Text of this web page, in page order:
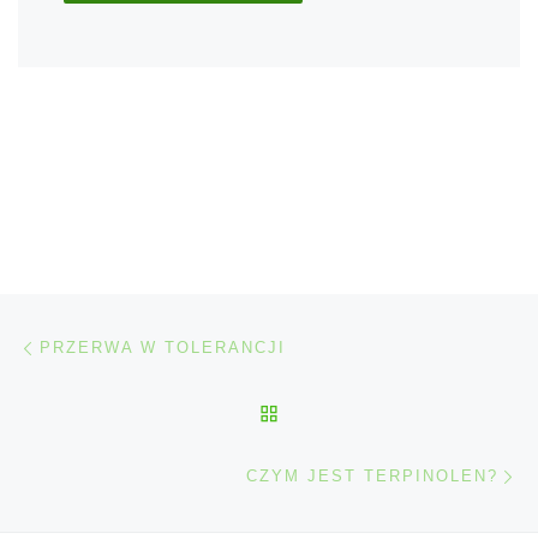
Nawigacja wpisu
PRZERWA W TOLERANCJI
CZYM JEST TERPINOLEN?